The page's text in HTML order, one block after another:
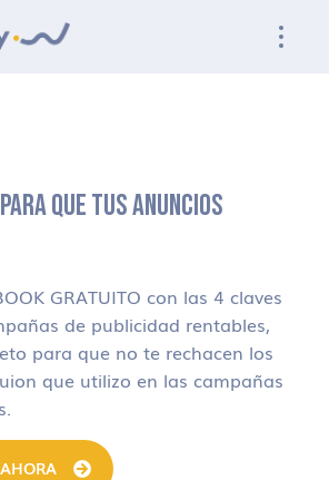
QUE TUS ANUNCIOS
GRATUITO con las 4 claves
de publicidad rentables,
para que no te rechacen los
que utilizo en las campañas